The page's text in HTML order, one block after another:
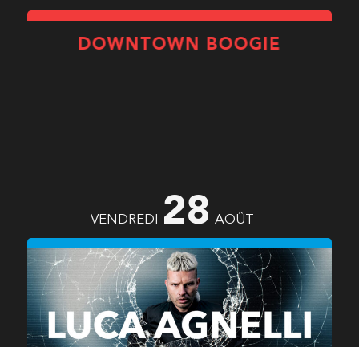
DOWNTOWN BOOGIE
VENDREDI 28 AOÛT
LUCA AGNELLI
(IT)
DJERRY C
RICCIØ